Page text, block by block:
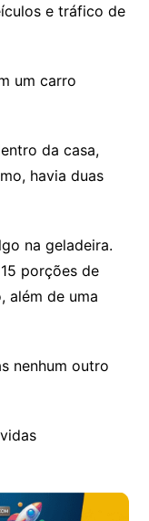
e tráfico de
um carro
da casa,
havia duas
na geladeira.
porções de
além de uma
nenhum outro